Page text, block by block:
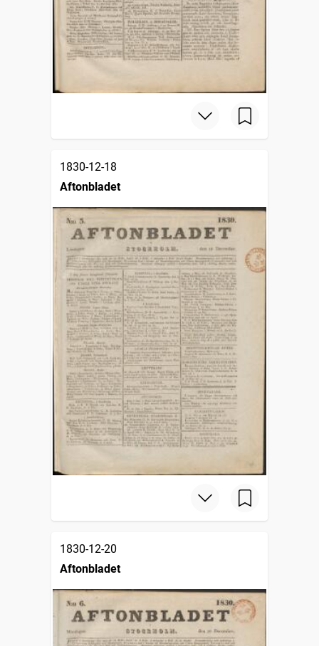
1830-12-18
Aftonbladet
1830-12-20
Aftonbladet